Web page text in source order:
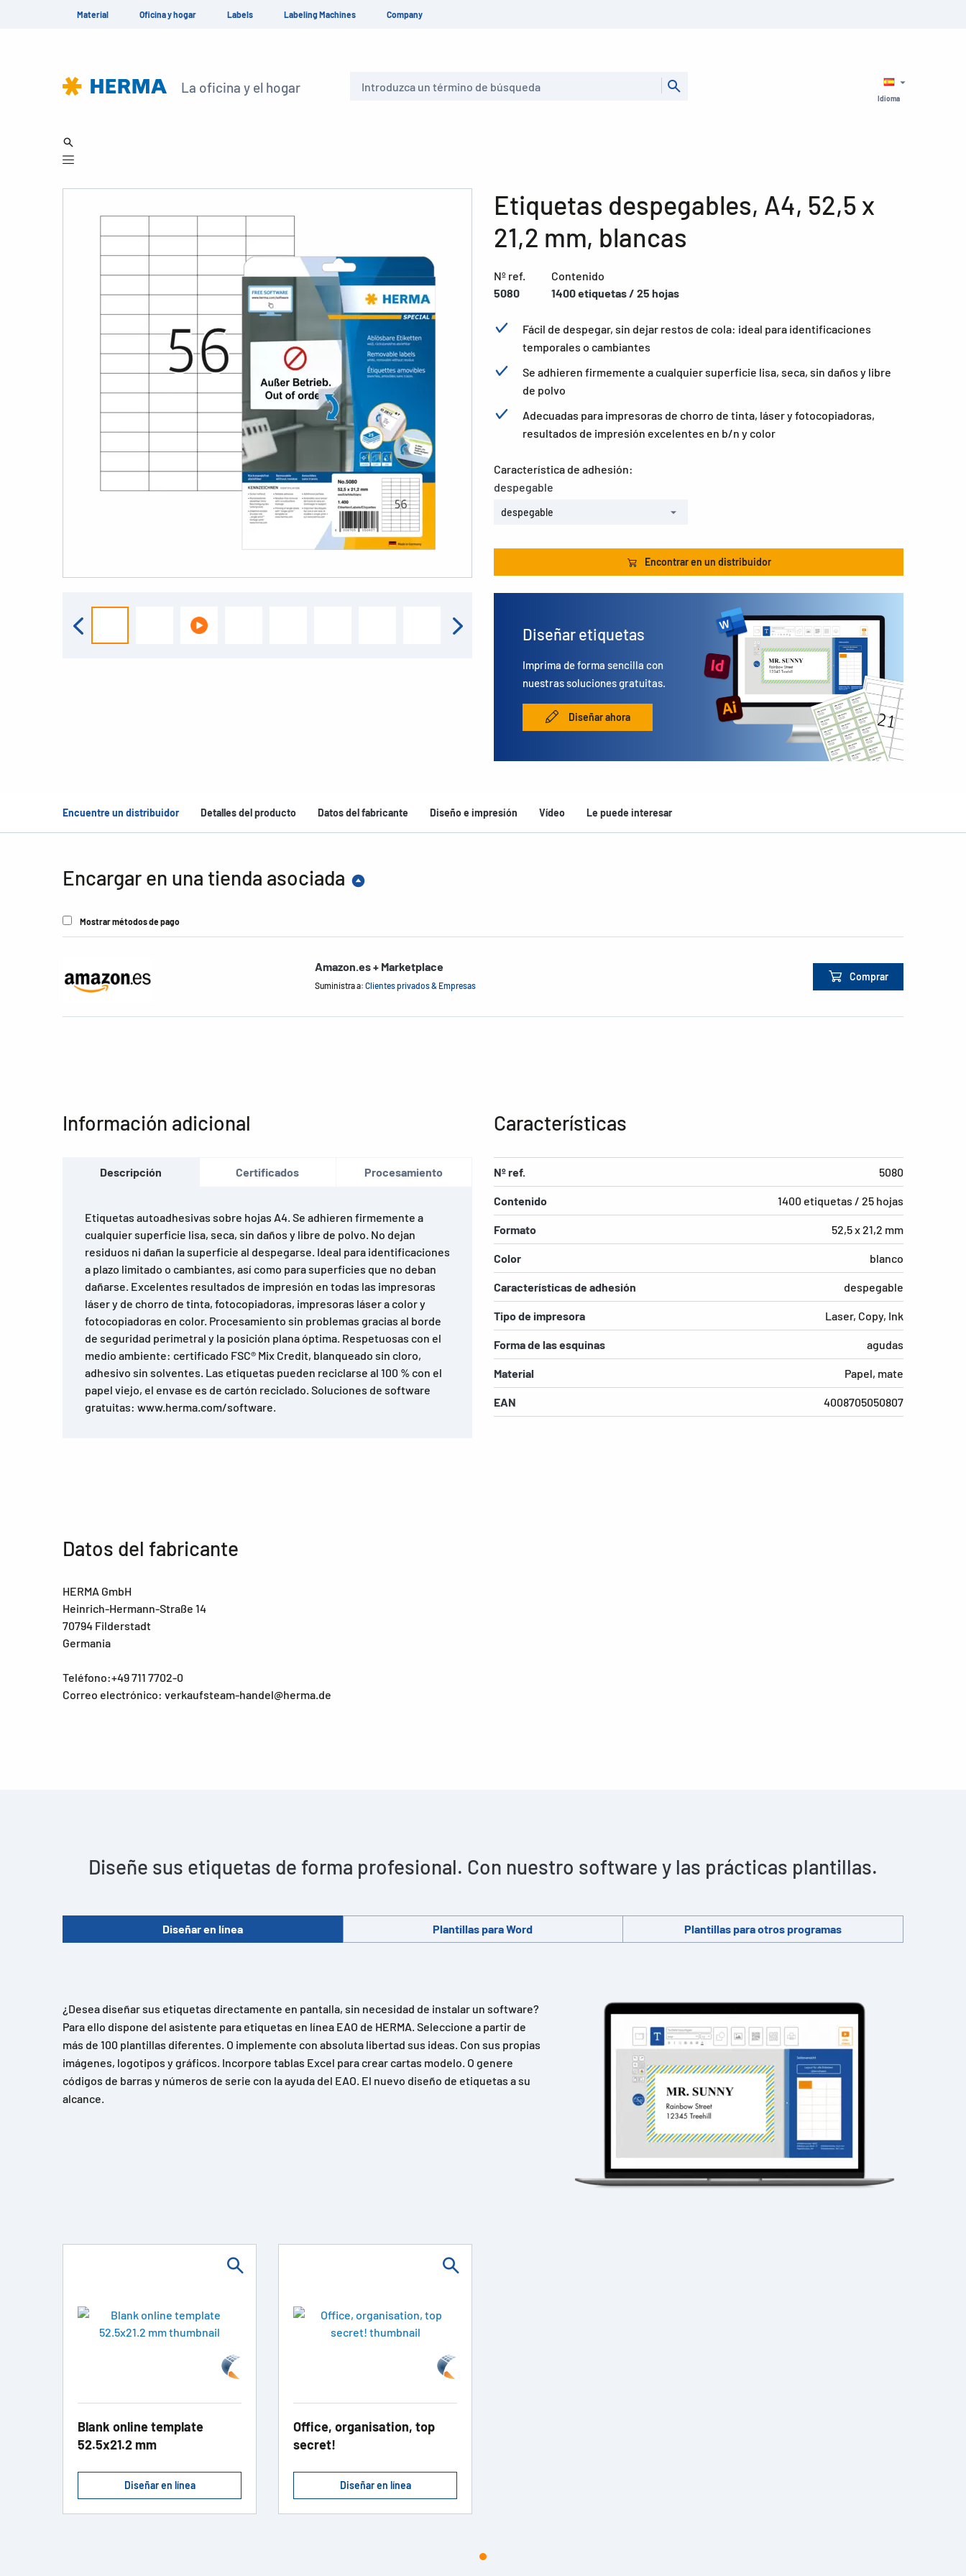
Material Oficina y hogar Labels Labeling Machines Company
La oficina y el hogar
Idioma
Etiquetas despegables, A4, 52,5 x
21,2 mm, blancas
Nº ref.
5080
Contenido
1400 etiquetas / 25 hojas
Fácil de despegar, sin dejar restos de cola: ideal para identificaciones
temporales o cambiantes
Se adhieren firmemente a cualquier superficie lisa, seca, sin daños y libre
de polvo
Adecuadas para impresoras de chorro de tinta, láser y fotocopiadoras,
resultados de impresión excelentes en b/n y color
Característica de adhesión:
despegable
despegable
Encontrar en un distribuidor
Diseñar etiquetas
Imprima de forma sencilla con
nuestras soluciones gratuitas.
Diseñar ahora
Encuentre un distribuidor Detalles del producto Datos del fabricante Diseño e impresión Vídeo Le puede interesar
Encargar en una tienda asociada
Mostrar métodos de pago
Amazon.es + Marketplace
Suministra a: Clientes privados & Empresas
Comprar
Información adicional
Descripción Certificados Procesamiento
Etiquetas autoadhesivas sobre hojas A4. Se adhieren firmemente a
cualquier superficie lisa, seca, sin daños y libre de polvo. No dejan
residuos ni dañan la superficie al despegarse. Ideal para identificaciones
a plazo limitado o cambiantes, así como para superficies que no deban
dañarse. Excelentes resultados de impresión en todas las impresoras
láser y de chorro de tinta, fotocopiadoras, impresoras láser a color y
fotocopiadoras en color. Procesamiento sin problemas gracias al borde
de seguridad perimetral y la posición plana óptima. Respetuosas con el
medio ambiente: certificado FSC® Mix Credit, blanqueado sin cloro,
adhesivo sin solventes. Las etiquetas pueden reciclarse al 100 % con el
papel viejo, el envase es de cartón reciclado. Soluciones de software
gratuitas: www.herma.com/software.
Características
Nº ref. 5080
Contenido 1400 etiquetas / 25 hojas
Formato 52,5 x 21,2 mm
Color blanco
Características de adhesión despegable
Tipo de impresora Laser, Copy, Ink
Forma de las esquinas agudas
Material Papel, mate
EAN 4008705050807
Datos del fabricante
HERMA GmbH
Heinrich-Hermann-Straße 14
70794 Filderstadt
Germania
Teléfono:+49 711 7702-0
Correo electrónico: verkaufsteam-handel@herma.de
Diseñe sus etiquetas de forma profesional. Con nuestro software y las prácticas plantillas.
Diseñar en línea Plantillas para Word Plantillas para otros programas
¿Desea diseñar sus etiquetas directamente en pantalla, sin necesidad de instalar un software?
Para ello dispone del asistente para etiquetas en línea EAO de HERMA. Seleccione a partir de
más de 100 plantillas diferentes. O implemente con absoluta libertad sus ideas. Con sus propias
imágenes, logotipos y gráficos. Incorpore tablas Excel para crear cartas modelo. O genere
códigos de barras y números de serie con la ayuda del EAO. El nuevo diseño de etiquetas a su
alcance.
Blank online template
52.5x21.2 mm
Diseñar en línea
Office, organisation, top
secret!
Diseñar en línea